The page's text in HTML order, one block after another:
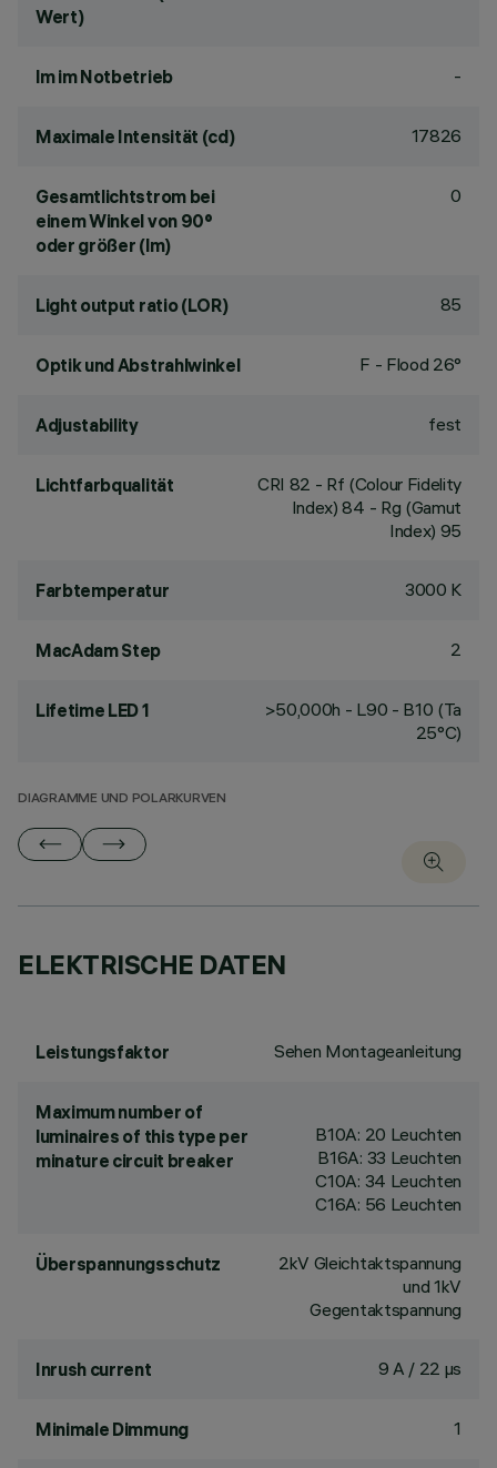
Wert)
lm im Notbetrieb -
Maximale Intensität (cd) 17826
Gesamtlichtstrom bei
einem Winkel von 90°
oder größer (lm)
0
Light output ratio (LOR) 85
Optik und Abstrahlwinkel F - Flood 26°
Adjustability fest
Lichtfarbqualität CRI 82 - Rf (Colour Fidelity
Index) 84 - Rg (Gamut
Index) 95
Farbtemperatur 3000 K
MacAdam Step 2
Lifetime LED 1
>50,000h - L90 - B10 (Ta
25°C)
DIAGRAMME UND POLARKURVEN
ELEKTRISCHE DATEN
Leistungsfaktor Sehen Montageanleitung
Maximum number of
luminaires of this type per
minature circuit breaker
B10A: 20 Leuchten
B16A: 33 Leuchten
C10A: 34 Leuchten
C16A: 56 Leuchten
Überspannungsschutz
2kV Gleichtaktspannung
und 1kV
Gegentaktspannung
Inrush current 9 A / 22 µs
Minimale Dimmung 1